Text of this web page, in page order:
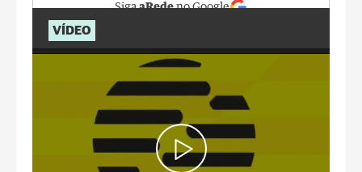
SigaaRedeno Google
VÍDEO